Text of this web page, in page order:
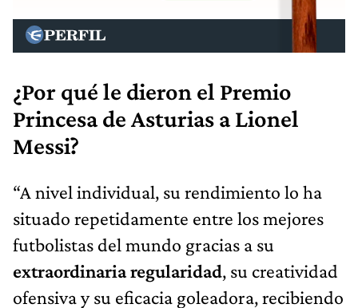
¿Por qué le dieron el Premio
Princesa de Asturias a Lionel
Messi?
“A nivel individual, su rendimiento lo ha
situado repetidamente entre los mejores
futbolistas del mundo gracias a su
extraordinaria regularidad, su creatividad
ofensiva y su eficacia goleadora, recibiendo